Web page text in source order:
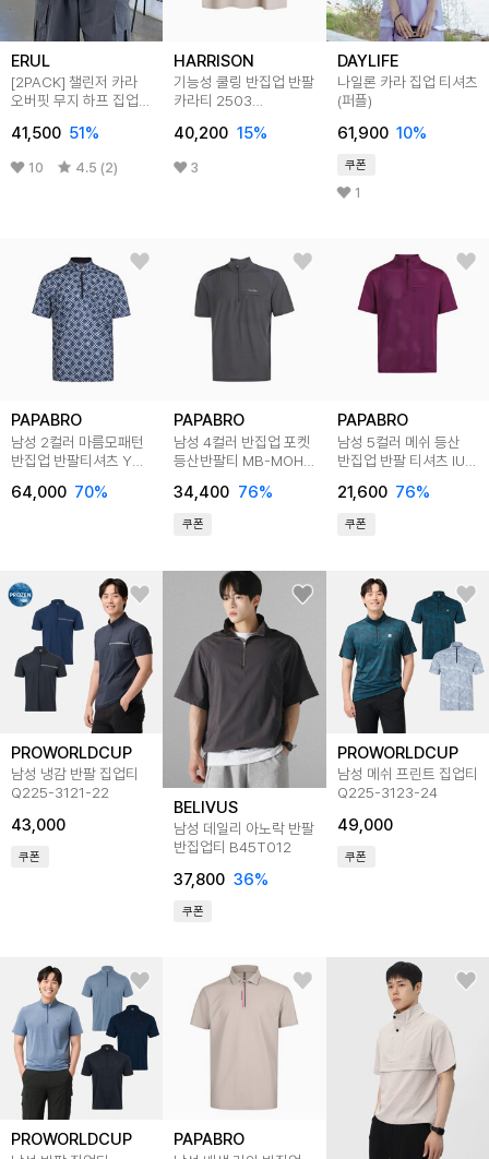
ERUL
[2PACK] 챌린저 카라
오버핏 무지 하프 집업
41,500 51%
10 4.5 (2)
HARRISON
기능성 쿨링 반집업 반팔
카라티 2503
40,200 15%
3
DAYLIFE
나일론 카라 집업 티셔츠
(퍼플)
61,900 10%
쿠폰
1
PAPABRO
남성 2컬러 마름모패턴
반집업 반팔티셔츠 YD-
64,000 70%
PAPABRO
남성 4컬러 반집업 포켓
등산반팔티 MB-MOH-
34,400 76%
쿠폰
PAPABRO
남성 5컬러 메쉬 등산
반집업 반팔 티셔츠 IU-
21,600 76%
쿠폰
PROWORLDCUP
남성 냉감 반팔 집업티
Q225-3121-22
43,000
쿠폰
BELIVUS
남성 데일리 아노락 반팔
반집업티 B45T012
37,800 36%
쿠폰
PROWORLDCUP
남성 메쉬 프린트 집업티
Q225-3123-24
49,000
쿠폰
PROWORLDCUP PAPABRO